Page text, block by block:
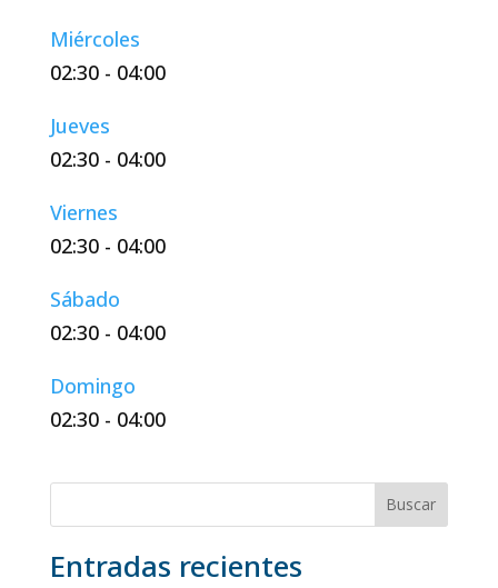
Miércoles
02:30- 04:00
Jueves
02:30- 04:00
Viernes
02:30- 04:00
Sábado
02:30- 04:00
Domingo
02:30- 04:00
Buscar
Entradas recientes